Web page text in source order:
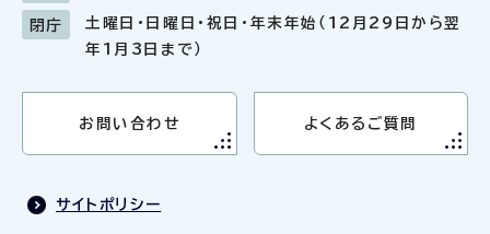
閉庁
土曜日・日曜日・祝日・年末年始（12月29日から翌
年1月3日まで）
お問い合わせ よくあるご質問
サイトポリシー